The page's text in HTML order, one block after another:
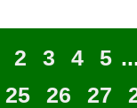
2 3 4 5
25 26 27